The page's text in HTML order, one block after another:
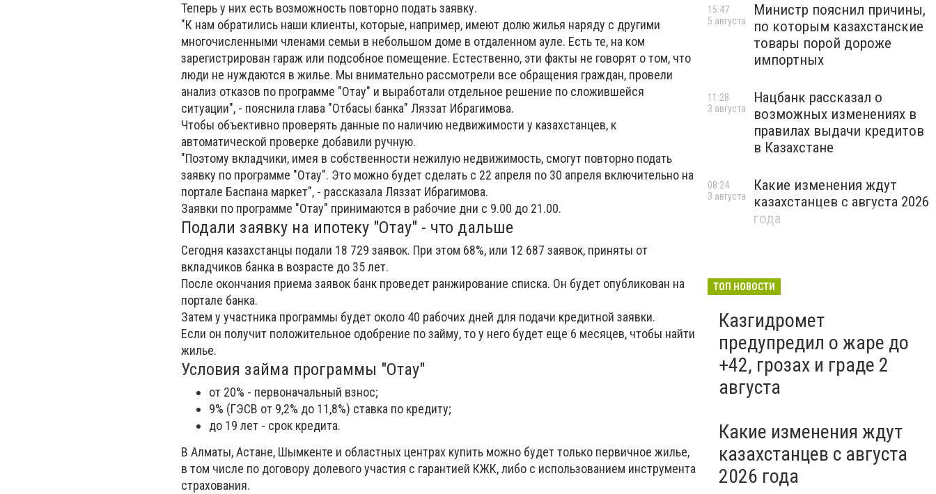
Теперь у них есть возможность повторно подать заявку.
"К нам обратились наши клиенты, которые, например, имеют долю жилья наряду с другими
многочисленными членами семьи в небольшом доме в отдаленном ауле. Есть те, на ком
зарегистрирован гараж или подсобное помещение. Естественно, эти факты не говорят о том, что
люди не нуждаются в жилье. Мы внимательно рассмотрели все обращения граждан, провели
анализ отказов по программе "Отау" и выработали отдельное решение по сложившейся
ситуации", - пояснила глава "Отбасы банка" Ляззат Ибрагимова.
Чтобы объективно проверять данные по наличию недвижимости у казахстанцев, к
автоматической проверке добавили ручную.
"Поэтому вкладчики, имея в собственности нежилую недвижимость, смогут повторно подать
заявку по программе "Отау". Это можно будет сделать с 22 апреля по 30 апреля включительно на
портале Баспана маркет", - рассказала Ляззат Ибрагимова.
Заявки по программе "Отау" принимаются в рабочие дни с 9.00 до 21.00.
Подали заявку на ипотеку "Отау" - что дальше
Сегодня казахстанцы подали 18 729 заявок. При этом 68%, или 12 687 заявок, приняты от
вкладчиков банка в возрасте до 35 лет.
После окончания приема заявок банк проведет ранжирование списка. Он будет опубликован на
портале банка.
Затем у участника программы будет около 40 рабочих дней для подачи кредитной заявки.
Если он получит положительное одобрение по займу, то у него будет еще 6 месяцев, чтобы найти
жилье.
Условия займа программы "Отау"
от 20% - первоначальный взнос;
9% (ГЭСВ от 9,2% до 11,8%) ставка по кредиту;
до 19 лет - срок кредита.
В Алматы, Астане, Шымкенте и областных центрах купить можно будет только первичное жилье,
в том числе по договору долевого участия с гарантией КЖК, либо с использованием инструмента
страхования.
Министр пояснил причины,
по которым казахстанские
товары порой дороже
импортных
15:47
5 августа
Нацбанк рассказал о
возможных изменениях в
правилах выдачи кредитов
в Казахстане
11:28
3 августа
Какие изменения ждут
казахстанцев с августа 2026
года
08:24
3 августа
ТОП НОВОСТИ
Казгидромет
предупредил о жаре до
+42, грозах и граде 2
августа
Какие изменения ждут
казахстанцев с августа
2026 года